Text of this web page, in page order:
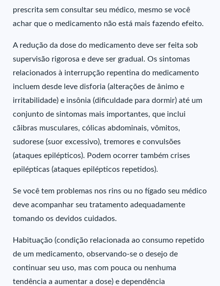
prescrita sem consultar seu médico, mesmo se você
achar que o medicamento não está mais fazendo efeito.
A redução da dose do medicamento deve ser feita sob
supervisão rigorosa e deve ser gradual. Os sintomas
relacionados à interrupção repentina do medicamento
incluem desde leve disforia (alterações de ânimo e
irritabilidade) e insônia (dificuldade para dormir) até um
conjunto de sintomas mais importantes, que inclui
cãibras musculares, cólicas abdominais, vômitos,
sudorese (suor excessivo), tremores e convulsões
(ataques epilépticos). Podem ocorrer também crises
epilépticas (ataques epilépticos repetidos).
Se você tem problemas nos rins ou no fígado seu médico
deve acompanhar seu tratamento adequadamente
tomando os devidos cuidados.
Habituação (condição relacionada ao consumo repetido
de um medicamento, observando-se o desejo de
continuar seu uso, mas com pouca ou nenhuma
tendência a aumentar a dose) e dependência